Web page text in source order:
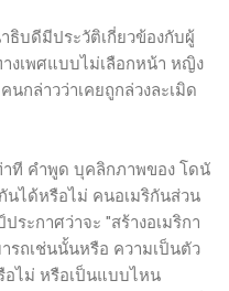
ธิบดีมีประวัติเกี่ยวข้องกับผู้
งเพศแบบไม่เลือกหน้า หญิง
กล่าวว่าเคยถูกล่วงละเมิด
าที คำพูด บุคลิกภาพของ โดนั
นได้หรือไม่ คนอเมริกันส่วน
ะกาศว่าจะ "สร้างอเมริกา
รถเช่นนั้นหรือ ความเป็นตัว
อไม่ หรือเป็นแบบไหน